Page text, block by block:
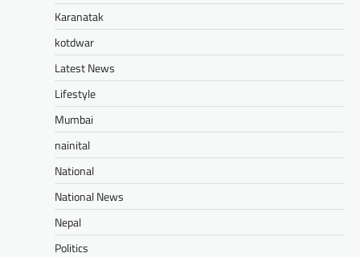
Karanatak
kotdwar
Latest News
Lifestyle
Mumbai
nainital
National
National News
Nepal
Politics